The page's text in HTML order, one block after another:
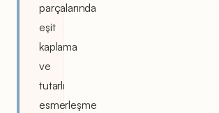
parçalarında
eşit
kaplama
ve
tutarlı
esmerleşme